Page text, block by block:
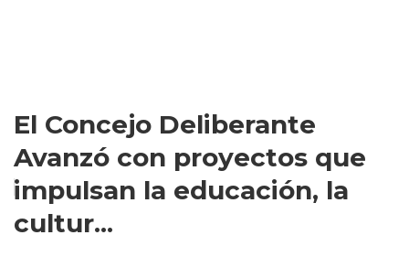
El Concejo Deliberante
Avanzó con proyectos que
impulsan la educación, la
cultur...